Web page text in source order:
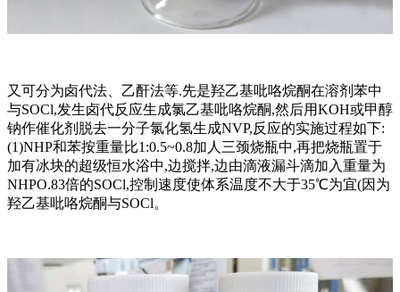
又可分为卤代法、乙酐法等.先是羟乙基吡咯烷酮在溶剂苯中
与SOCl,发生卤代反应生成氯乙基吡咯烷酮,然后用KOH或甲醇
钠作催化剂脱去一分子氯化氢生成NVP,反应的实施过程如下:
(1)NHP和苯按重量比1:0.5~0.8加人三颈烧瓶中,再把烧瓶置于
加有冰块的超级恒水浴中,边搅拌,边由滴液漏斗滴加入重量为
NHPO.83倍的SOCl,控制速度使体系温度不大于35℃为宜(因为
羟乙基吡咯烷酮与SOCl。